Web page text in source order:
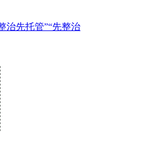
治先托管”“先整治